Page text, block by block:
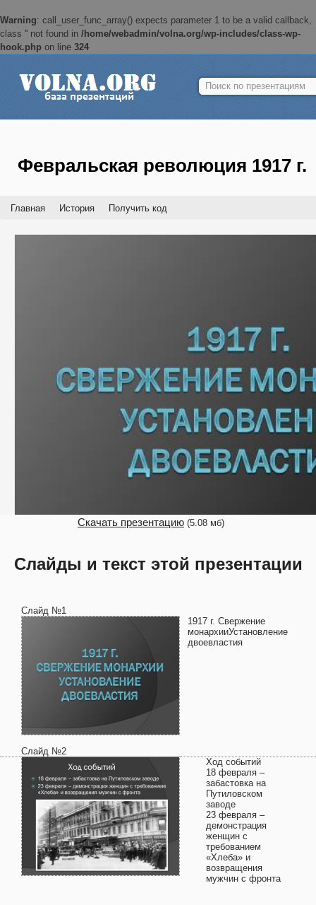
Warning: call_user_func_array() expects parameter 1 to be a valid callback,
class '' not found in /home/webadmin/volna.org/wp-includes/class-wp-
hook.php on line 324
Найти:
Февральская революция 1917 г.
Главная История Получить код
Скачать презентацию (5.08 мб)
Слайды и текст этой презентации
Слайд №1
1917 г. Свержение
монархииУстановление
двоевластия
Слайд №2
Ход событий
18 февраля –
забастовка на
Путиловском
заводе
23 февраля –
демонстрация
женщин с
требованием
«Хлеба» и
возвращения
мужчин с фронта